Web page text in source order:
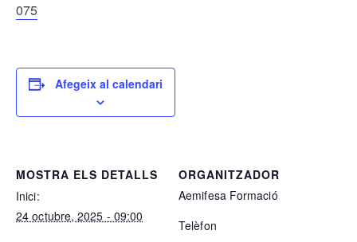
075
Afegeix al calendari
MOSTRA ELS DETALLS
Inici:
24 octubre, 2025 - 09:00
ORGANITZADOR
Aemifesa Formació
Telèfon